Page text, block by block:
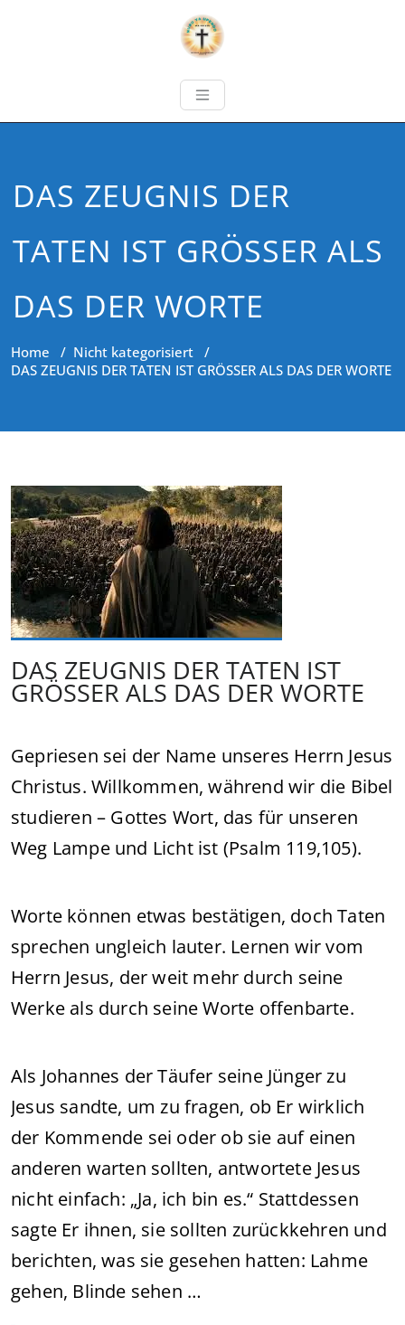
DAS ZEUGNIS DER
TATEN IST GRÖSSER ALS
DAS DER WORTE
Home / Nicht kategorisiert /
DAS ZEUGNIS DER TATEN IST GRÖSSER ALS DAS DER WORTE
DAS ZEUGNIS DER TATEN IST
GRÖSSER ALS DAS DER WORTE
Gepriesen sei der Name unseres Herrn Jesus
Christus. Willkommen, während wir die Bibel
studieren – Gottes Wort, das für unseren
Weg Lampe und Licht ist (Psalm 119,105).
Worte können etwas bestätigen, doch Taten
sprechen ungleich lauter. Lernen wir vom
Herrn Jesus, der weit mehr durch seine
Werke als durch seine Worte offenbarte.
Als Johannes der Täufer seine Jünger zu
Jesus sandte, um zu fragen, ob Er wirklich
der Kommende sei oder ob sie auf einen
anderen warten sollten, antwortete Jesus
nicht einfach: „Ja, ich bin es.“ Stattdessen
sagte Er ihnen, sie sollten zurückkehren und
berichten, was sie gesehen hatten: Lahme
gehen, Blinde sehen …